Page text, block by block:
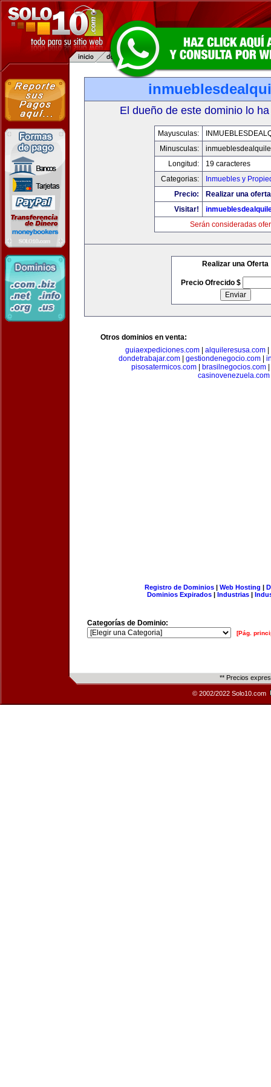
El dueño de este dominio lo
Mayusculas:
Minusculas:
Longitud:
19 caracteres
Categorias:
Inmuebles y
Precio:
Realizar una
Visitar!
Serán consideradas
Realizar una Oferta
Precio Ofrecido $
Otros dominios en venta:
guiaexpediciones.com| alquileresusa.com|
dondetrabajar.com| gestiondenegocio.com|
pisosatermicos.com
brasilnegocios.com
casinovenezuela.com
Registro de Dominios| Web Hosting |
Dominios Expirados | Industrias |
Categorías de Dominio:
[Pág.
** Precios
© 2002/2022 Solo10.com